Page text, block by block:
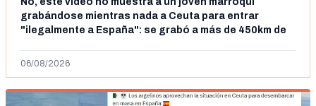
grabándose mientras nada a Ceuta para entrar
"ilegalmente a España": se grabó a más de 450km de
06/08/2026